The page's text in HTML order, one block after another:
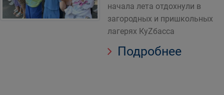
начала лета отдохнули в
загородных и пришкольных
лагерях КуZбасса
Подробнее